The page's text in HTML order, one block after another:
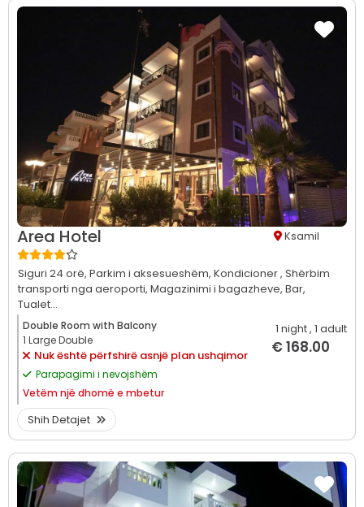
Area Hotel Ksamil
Siguri 24 orë, Parkim i aksesueshëm, Kondicioner , Shërbim
transporti nga aeroporti, Magazinimi i bagazheve, Bar,
Tualet...
Double Room with Balcony
1 Large Double
Nuk është përfshirë asnjë plan ushqimor
Parapagimi i nevojshëm
Vetëm një dhomë e mbetur
1 night, 1 adult
€ 168.00
Shih Detajet